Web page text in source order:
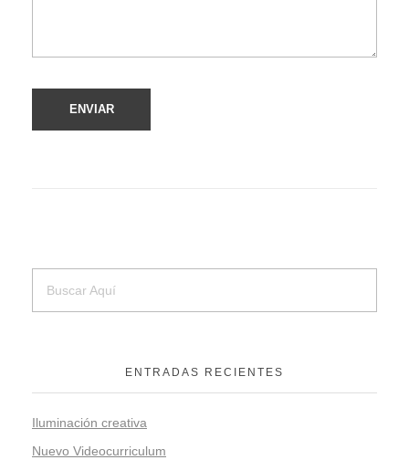
ENTRADAS RECIENTES
Iluminación creativa
Nuevo Videocurriculum